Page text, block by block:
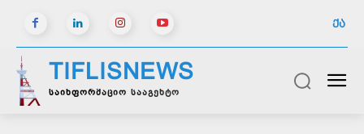
ᲥᲐ
TIFLISNEWS
საინფორმაციო სააგენტო